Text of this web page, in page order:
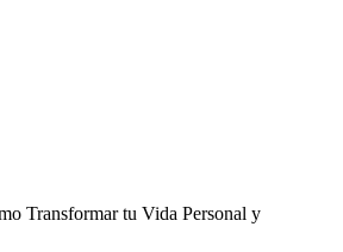
Transformar tu Vida Personal y